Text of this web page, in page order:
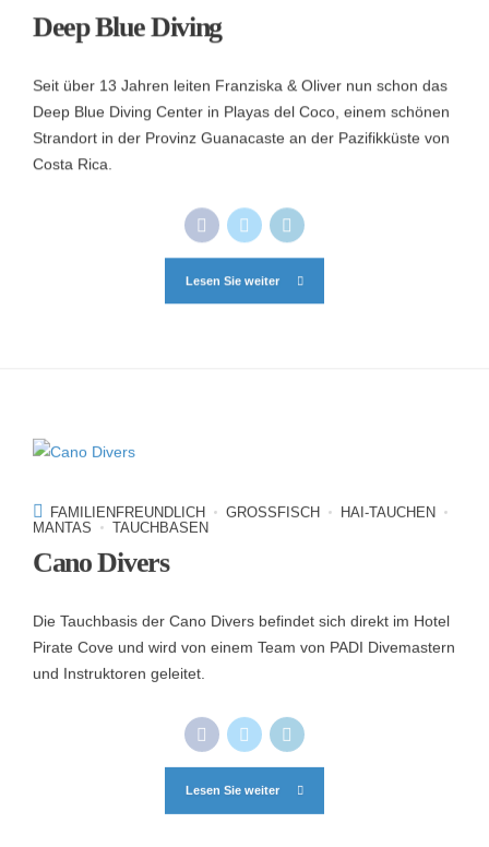
Deep Blue Diving
Seit über 13 Jahren leiten Franziska & Oliver nun schon das
Deep Blue Diving Center in Playas del Coco, einem schönen
Strandort in der Provinz Guanacaste an der Pazifikküste von
Costa Rica.
Lesen Sie weiter
FAMILIENFREUNDLICH GROSSFISCH
HAI-TAUCHEN
MANTAS
TAUCHBASEN
Cano Divers
Die Tauchbasis der Cano Divers befindet sich direkt im Hotel
Pirate Cove und wird von einem Team von PADI Divemastern
und Instruktoren geleitet.
Lesen Sie weiter